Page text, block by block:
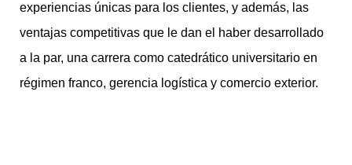
experiencias únicas para los clientes, y además, las
ventajas competitivas que le dan el haber desarrollado
a la par, una carrera como catedrático universitario en
régimen franco, gerencia logística y comercio exterior.